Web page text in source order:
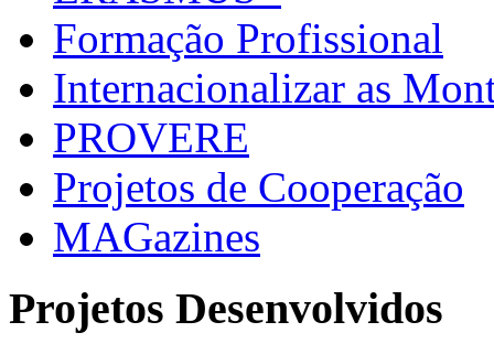
Formação Profissional
Internacionalizar as
PROVERE
Projetos de Cooperação
MAGazines
Projetos Desenvolvidos